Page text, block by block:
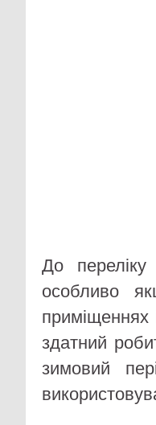
До переліку
особливо
приміщеннях
здатний
зимовий